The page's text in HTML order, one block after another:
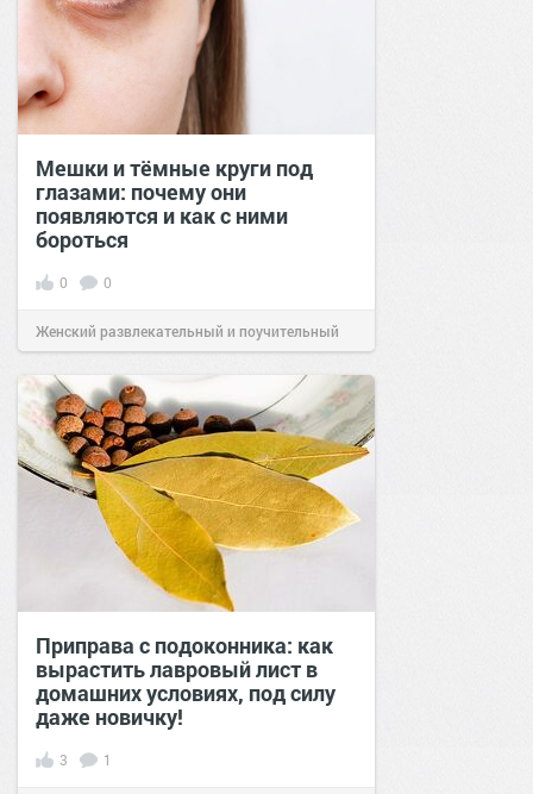
Мешки и тёмные круги под
глазами: почему они
появляются и как с ними
бороться
0 0
Женский развлекательный и поучительный
сайт. Сегодня
Приправа с подоконника: как
вырастить лавровый лист в
домашних условиях, под силу
даже новичку!
3 1